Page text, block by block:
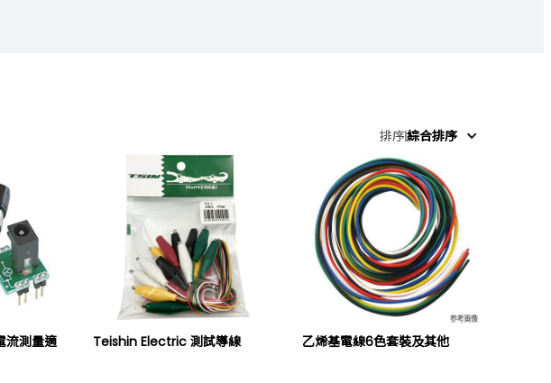
排序綜合排序
測量適
Teishin Electric 測試導線 乙烯基電線6色套裝及其他